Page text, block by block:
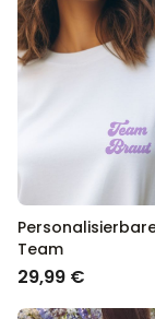
Team
29,99 €